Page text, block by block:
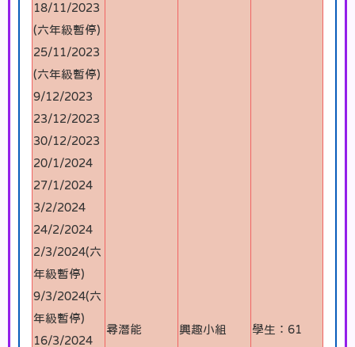
18/11/2023
(六年級暫停)
25/11/2023
(六年級暫停)
9/12/2023
23/12/2023
30/12/2023
20/1/2024
27/1/2024
3/2/2024
24/2/2024
2/3/2024(六
年級暫停)
9/3/2024(六
年級暫停)
16/3/2024
尋潛能 興趣小組 學生：61